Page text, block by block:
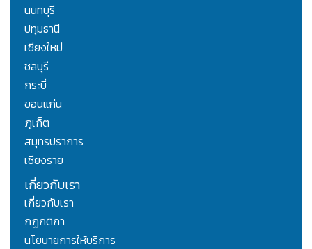
นนทบุรี
ปทุมธานี
เชียงใหม่
ชลบุรี
กระบี่
ขอนแก่น
ภูเก็ต
สมุทรปราการ
เชียงราย
เกี่ยวกับเรา
เกี่ยวกับเรา
กฏกติกา
นโยบายการให้บริการ